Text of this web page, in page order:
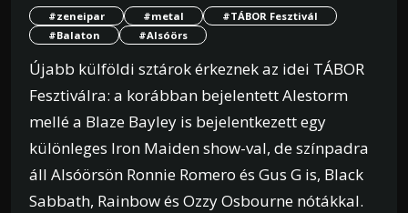
#zeneipar #metal
#TÁBOR Fesztivál
#Balaton
#Alsóörs
Újabb külföldi sztárok érkeznek az idei TÁBOR
Fesztiválra: a korábban bejelentett Alestorm
mellé a Blaze Bayley is bejelentkezett egy
különleges Iron Maiden show-val, de színpadra
áll Alsóörsön Ronnie Romero és Gus G is, Black
Sabbath, Rainbow és Ozzy Osbourne nótákkal.